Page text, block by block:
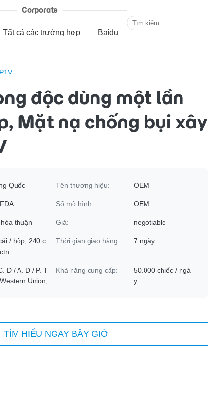
Corporate
Tất cả các trường hợp Baidu
độc dùng một lần
Mặt nạ chống bụi xây
Quốc Tên thương hiệu: OEM
Số mô hình: OEM
thuận Giá: negotiable
/ hộp, 240 c
Thời gian giao hàng: 7 ngày
D / A, D / P, T
Union,
Khả năng cung cấp:
50.000 chiếc / ngà
y
TÌM HIỂU NGAY BÂY GIỜ